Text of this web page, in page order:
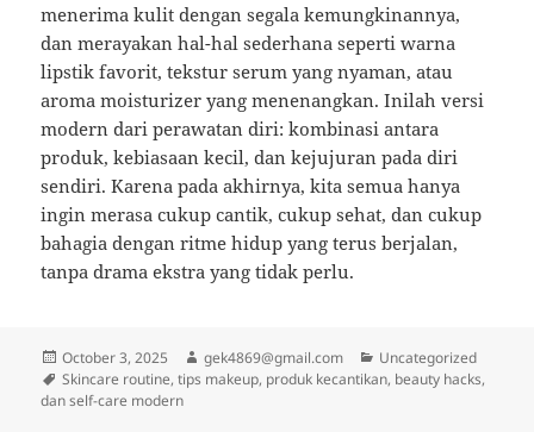
menerima kulit dengan segala kemungkinannya,
dan merayakan hal-hal sederhana seperti warna
lipstik favorit, tekstur serum yang nyaman, atau
aroma moisturizer yang menenangkan. Inilah versi
modern dari perawatan diri: kombinasi antara
produk, kebiasaan kecil, dan kejujuran pada diri
sendiri. Karena pada akhirnya, kita semua hanya
ingin merasa cukup cantik, cukup sehat, dan cukup
bahagia dengan ritme hidup yang terus berjalan,
tanpa drama ekstra yang tidak perlu.
Posted
on
October 3, 2025 Author
gek4869@gmail.com Categories
Uncategorized
Tags
Skincare routine, tips makeup, produk kecantikan, beauty hacks,
dan self-care modern